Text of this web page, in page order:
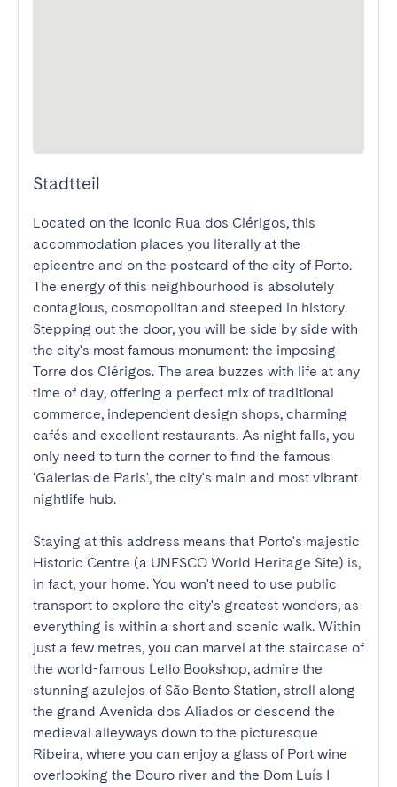
Stadtteil
Located on the iconic Rua dos Clérigos, this
accommodation places you literally at the
epicentre and on the postcard of the city of Porto.
The energy of this neighbourhood is absolutely
contagious, cosmopolitan and steeped in history.
Stepping out the door, you will be side by side with
the city's most famous monument: the imposing
Torre dos Clérigos. The area buzzes with life at any
time of day, offering a perfect mix of traditional
commerce, independent design shops, charming
cafés and excellent restaurants. As night falls, you
only need to turn the corner to find the famous
'Galerias de Paris', the city's main and most vibrant
nightlife hub.
Staying at this address means that Porto's majestic
Historic Centre (a UNESCO World Heritage Site) is,
in fact, your home. You won't need to use public
transport to explore the city's greatest wonders, as
everything is within a short and scenic walk. Within
just a few metres, you can marvel at the staircase of
the world-famous Lello Bookshop, admire the
stunning azulejos of São Bento Station, stroll along
the grand Avenida dos Aliados or descend the
medieval alleyways down to the picturesque
Ribeira, where you can enjoy a glass of Port wine
overlooking the Douro river and the Dom Luís I